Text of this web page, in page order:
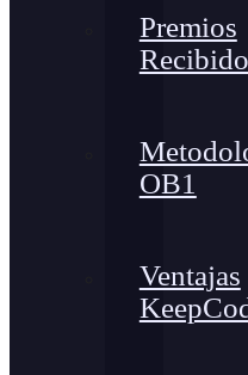
Premios
OB1
Ventajas